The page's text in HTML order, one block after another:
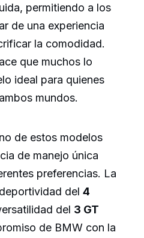
permitiendo a los
de una experiencia
la comodidad.
que muchos lo
ideal para quienes
mundos.
de estos modelos
de manejo única
preferencias. La
del 4
del 3 GT
de BMW con la